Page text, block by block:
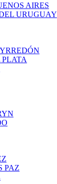
AIRES
URUGUAY
PAZ